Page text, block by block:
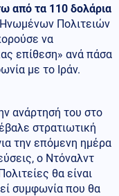
από τα 110 δολάρια
Πολιτειών
να
επίθεση» ανά πάσα
με το Ιράν.
ανάρτησή του στο
στρατιωτική
την επόμενη ημέρα
ο Ντόναλντ
θα είναι
συμφωνία που θα